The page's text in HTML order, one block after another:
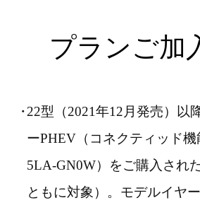
プランご加
22型（2021年12月発売）以
ーPHEV（コネクティッド機
5LA-GN0W）をご購入され
ともに対象）。モデルイヤ